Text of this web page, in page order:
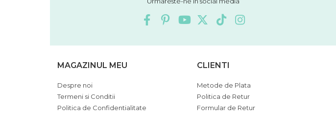
MAGAZINUL MEU
Despre noi
Termeni si Conditii
Politica de Confidentialitate
CLIENTI
Metode de Plata
Politica de Retur
Formular de Retur